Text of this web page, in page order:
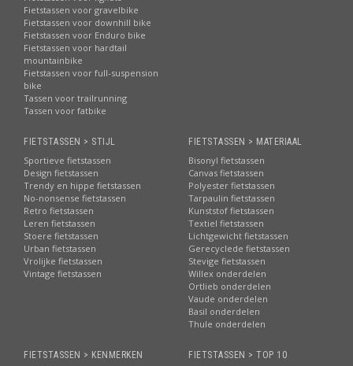
Fietstassen voor gravelbike
Fietstassen voor downhill bike
Fietstassen voor Enduro bike
Fietstassen voor hardtail
mountainbike
Fietstassen voor full-suspension
bike
Tassen voor trailrunning
Tassen voor fatbike
FIETSTASSEN > STIJL
Sportieve fietstassen
Design fietstassen
Trendy en hippe fietstassen
No-nonsense fietstassen
Retro fietstassen
Leren fietstassen
Stoere fietstassen
Urban fietstassen
Vrolijke fietstassen
Vintage fietstassen
FIETSTASSEN > MATERIAAL
Bisonyl fietstassen
Canvas fietstassen
Polyester fietstassen
Tarpaulin fietstassen
Kunststof fietstassen
Textiel fietstassen
Lichtgewicht fietstassen
Gerecyclede fietstassen
Stevige fietstassen
Willex onderdelen
Ortlieb onderdelen
Vaude onderdelen
Basil onderdelen
Thule onderdelen
FIETSTASSEN > KENMERKEN
FIETSTASSEN > TOP 10